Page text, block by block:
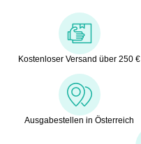
Kostenloser Versand über 250 €
Ausgabestellen in Österreich